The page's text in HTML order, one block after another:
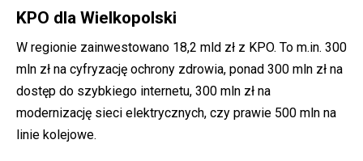
KPO dla Wielkopolski
W regionie zainwestowano 18,2 mld zł z KPO. To m.in. 300
mln zł na cyfryzację ochrony zdrowia, ponad 300 mln zł na
dostęp do szybkiego internetu, 300 mln zł na
modernizację sieci elektrycznych, czy prawie 500 mln na
linie kolejowe.